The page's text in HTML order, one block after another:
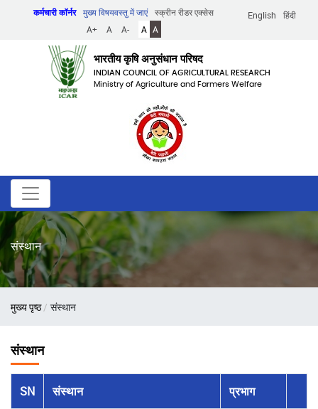
English हिंदी
कर्मचारी कॉर्नर मुख्य विषयवस्तु में जाएं
स्क्रीन रीडर एक्सेस
A+
A A- A A
भारतीय कृषि अनुसंधान परिषद
INDIAN COUNCIL OF AGRICULTURAL RESEARCH
Ministry of Agriculture and Farmers Welfare
संस्थान
पग
मुख्य पृष्ठ संस्थान
संस्थान
SN संस्थान प्रभाग